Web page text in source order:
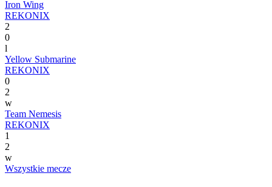
Iron Wing
REKONIX
2
0
l
Yellow Submarine
REKONIX
0
2
w
Team Nemesis
REKONIX
1
2
w
Wszystkie mecze